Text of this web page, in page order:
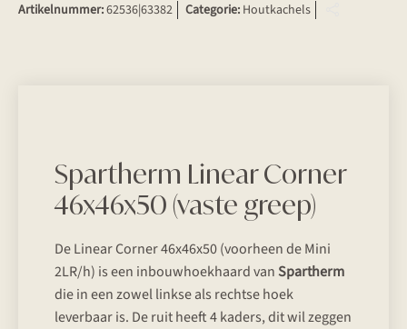
Artikelnummer:62536|63382 Categorie: Houtkachels
Spartherm Linear Corner
46x46x50 (vaste greep)
De Linear Corner 46x46x50 (voorheen de Mini
2LR/h) is een inbouwhoekhaard vanSpartherm
die in een zowel linkse als rechtse hoek
leverbaar is. De ruit heeft 4 kaders, dit wil zeggen